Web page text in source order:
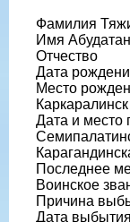
Фамилия
Имя Абудатан
Отчество
Дата
Место
Каркаралинск
Дата и место
Последнее
Воинское
Причина
Дата